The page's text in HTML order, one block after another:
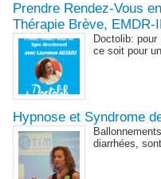
Prendre Rendez-Vous
Thérapie Brève, EMDR-
Doctolib:
ce soit pour
Hypnose et Syndrome
diarrhées,